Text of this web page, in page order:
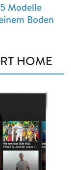
Modelle
Boden
HOME